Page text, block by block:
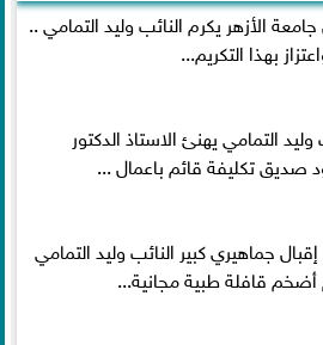
الأزهر يكرم النائب وليد التمامي ..
بهذا التكريم...
وليد التمامي يهنئ الاستاذ الدكتور
صديق تكليفة قائم باعمال ...
جماهيري كبير النائب وليد التمامي
أضخم قافلة طبية مجانية...